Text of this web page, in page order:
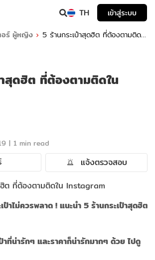
TH
เข้าสู่ระบบ
อร์ ผู้หญิง
5 ร้านกระเป๋าสุดฮิต ที่ต้องตามติด
สุดฮิต ที่ต้องตามติดใน
| 1 min read
แจ้งตรวจสอบ
าไม่ควรพลาด ! แนะนำ 5 ร้านกระเป๋าสุดฮิต
าที่น่ารักๆ และราคาก็น่ารักมากๆ ด้วย ไปดู